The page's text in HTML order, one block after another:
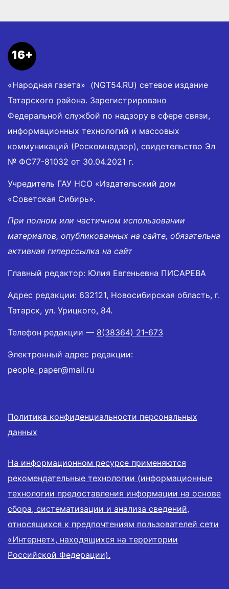
16+
«Народная газета» (NGT54.RU) сетевое издание
Татарского района. Зарегистрировано
Федеральной службой по надзору в сфере связи,
информационных технологий и массовых
коммуникаций (Роскомнадзор), свидетельство Эл
№ ФС77-81032 от 30.04.2021 г.
Учредитель ГАУ НСО «Издательский дом
«Советская Сибирь».
При полном или частичном использовании
материалов, опубликованных на сайте, обязательна
активная гиперссылка на сайт
Главный редактор: Юлия Евгеньевна ПИСАРЕВА
Адрес редакции: 632121, Новосибирская область, г.
Татарск, ул. Урицкого, 84.
Телефон редакции — 8(38364) 21-673
Электронный адрес редакции:
people_paper@mail.ru
Политика конфиденциальности персональных
данных
На информационном ресурсе применяются
рекомендательные технологии (информационные
технологии предоставления информации на основе
сбора, систематизации и анализа сведений,
относящихся к предпочтениям пользователей сети
«Интернет», находящихся на территории
Российской Федерации).